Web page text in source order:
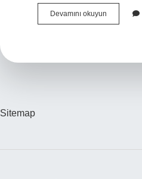
Devamını okuyun
Volt
Sitemap